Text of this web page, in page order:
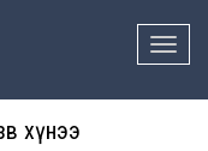
Toggle
хүнээ